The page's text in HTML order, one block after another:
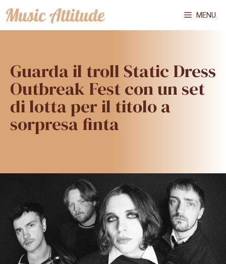
Vai
al
MENU
Guarda il troll Static Dress
Outbreak Fest con un set
di lotta per il titolo a
sorpresa finta